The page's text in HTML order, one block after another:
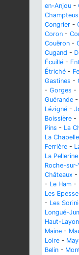
en-Anjou -
Congrier -
Coron -
Couëron -
Cugand -
Écuillé -
Étriché -
Gastines -
- Gorges -
Guérande -
Lézigné -
Boissière -
Pins - La
La
Ferrière -
La Pellerine
Roche-sur-
Châteaux -
- Le Ham -
Les
- Les
Longué-
Haut-Layon
Maine -
Loire -
Belin -